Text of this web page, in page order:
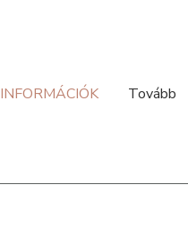
INFORMÁCIÓK Tovább